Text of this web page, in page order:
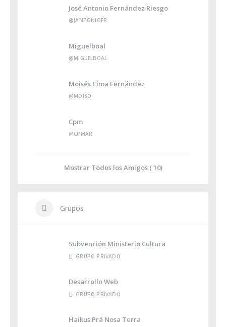
José Antonio Fernández Riesgo
@JANTONIOFR
Miguelboal
@MIGUELBOAL
Moisés Cima Fernández
@MOISO
Cpm
@CPMAR
Mostrar Todos los Amigos ( 10)
Grupos
Subvención Ministerio Cultura
GRUPO PRIVADO
Desarrollo Web
GRUPO PRIVADO
Haikus Prá Nosa Terra